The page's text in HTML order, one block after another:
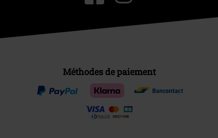
Méthodes de paiement